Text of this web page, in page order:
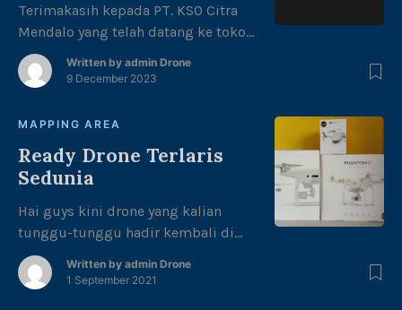
Terimakasih kepada PT. KSO Citra
Mendalo yang telah datang ke toko
kami dengan membeli produk
battery DJI PHANTOM 4 PRO.
tahan lama. 🙂
Written by admin Drone
9 December 2023
MAPPING AREA
Ready Drone Terlaris
Sedunia
Hai guys kini drone yang kalian
tunggu-tunggu hadir kembali di
toko kami. Dengan berbagai macam
tipe drone DJI yang kalian inginkan.
Written by admin Drone
1 September 2021